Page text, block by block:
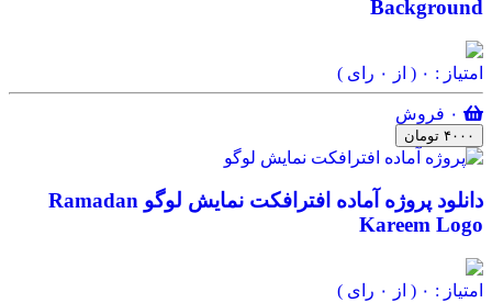
Background
امتیاز : ۰ ( از ۰ رای )
۴۰۰۰ تومان
دانلود پروژه آماده افترافکت نمایش لوگو Ramadan
Kareem Logo
امتیاز : ۰ ( از ۰ رای )